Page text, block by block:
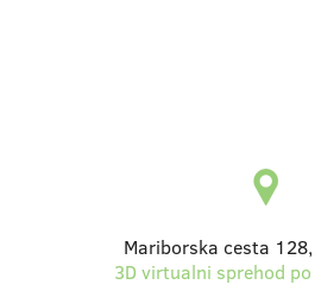
Mariborska cesta
3D virtualni sprehod